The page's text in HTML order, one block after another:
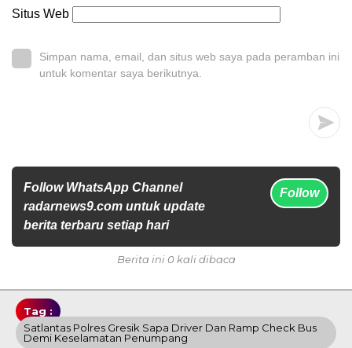
Situs Web
Simpan nama, email, dan situs web saya pada peramban ini
untuk komentar saya berikutnya.
Follow WhatsApp Channel
radarnews9.com untuk update
berita terbaru setiap hari
Follow
Berita ini 0 kali dibaca
Tag :
Satlantas Polres Gresik Sapa Driver Dan Ramp Check Bus
Demi Keselamatan Penumpang